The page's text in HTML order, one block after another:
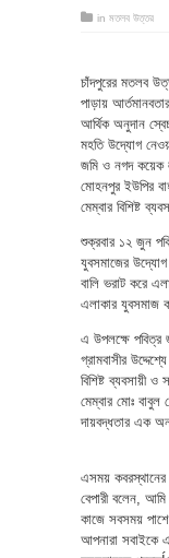
in মতলব উত্তর
চাঁদপুরের মতলব
পাড়ায়
আর্থিক অনুদান
মহতি উদ্যোগ
জমি ও নগদ কয়েক
মোহনপুর ইউপির
মেম্বার বিশিষ্ট
শুক্রবার ১২ জুন
যুবসমাজের
বালি ভরাট করে
এলাকার যুবসমাজ
এ উপলক্ষে পবিত্র
গ্রামবাসীর
বিশিষ্ট ব্যবসায়ী
মেম্বার মোঃ বাবুল
দায়বদ্ধতার এক
এসময় কবরস্থানের
বেপারী বলেন,
কাজে সবসময়
আপনারা সবাইকে